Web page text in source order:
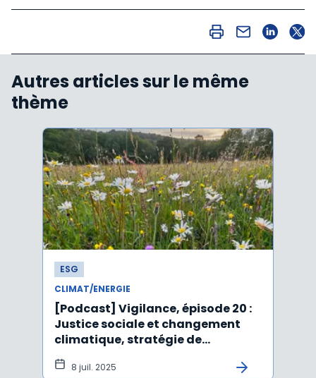
Autres articles sur le même
thème
ESG
CLIMAT/ENERGIE
[Podcast] Vigilance, épisode 20 :
Justice sociale et changement
climatique, stratégie de
durabilité, IA et ESG
8 juil. 2025